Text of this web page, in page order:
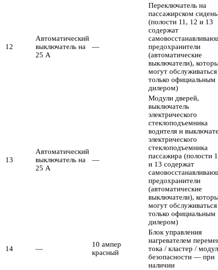
12
Автоматический
выключатель на
25 А
—
Переключатель на
пассажирском
(полости 11, 12 и 13
содержат
предохранители
(автоматические
выключатели),
могут обслуживаться
только официальным
дилером)
13
Автоматический
выключатель на
25 А
—
Модули дверей,
выключатель
электрического
стеклоподъемника
водителя и
электрического
стеклоподъемника
пассажира (полости
и 13 содержат
предохранители
(автоматические
выключатели),
могут обслуживаться
только официальным
дилером)
14 —
10 ампер
красный
Блок управления
нагревателем
тока / кластер /
безопасности — при
наличии